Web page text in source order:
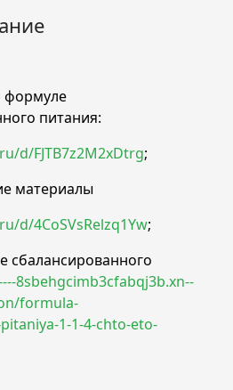
формуле
питания:
d/FJTB7z2M2xDtrg;
материалы
d/4CoSVsRelzq1Yw;
сбалансированного
8sbehgcimb3cfabqj3b.xn--
formula-
1-1-4-chto-eto-